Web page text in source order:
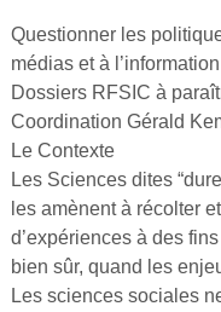
Questionner les
médias et à l’information
Dossiers RFSIC à
Coordination Gérald
Le Contexte
Les Sciences dites
les amènent à récolter
d’expériences à des
bien sûr, quand les
Les sciences sociales